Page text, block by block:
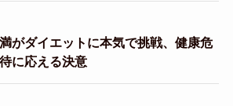
がダイエットに本気で挑戦、健康危
に応える決意